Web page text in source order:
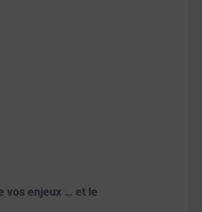
vos enjeux … et le